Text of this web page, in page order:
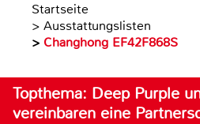
Startseite
> Ausstattungslisten
> Changhong EF42F868S
Topthema: Deep Purple
vereinbaren eine